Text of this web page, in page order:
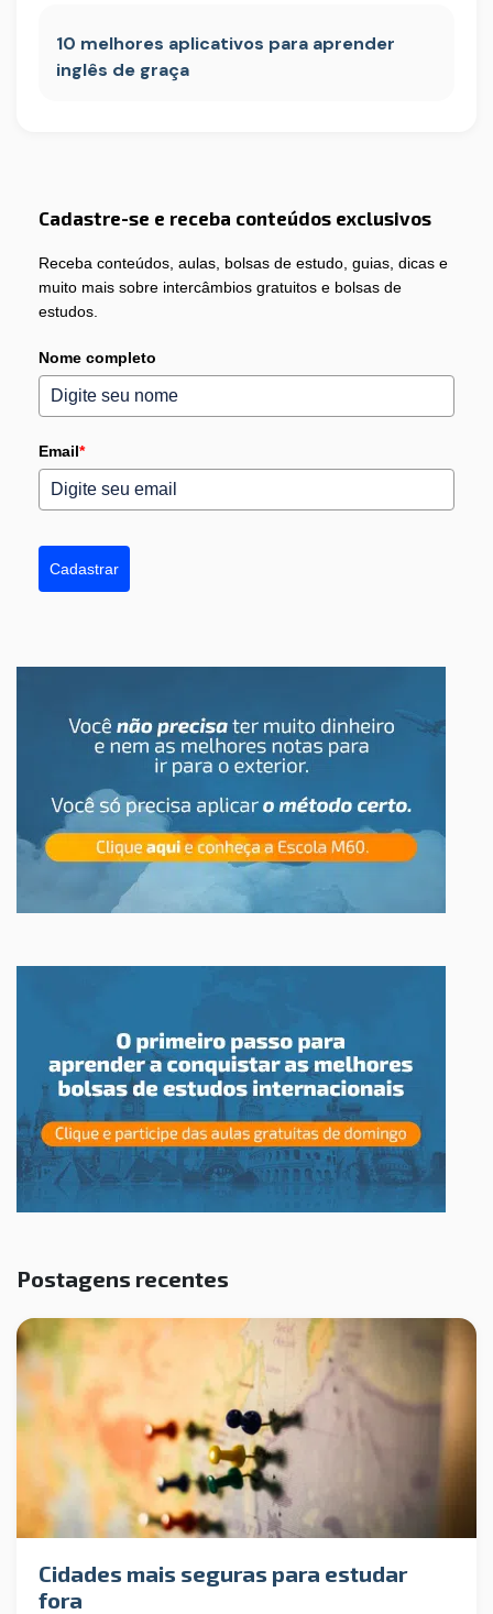
10 melhores aplicativos para aprender
inglês de graça
Cadastre-se e receba conteúdos exclusivos
Receba conteúdos, aulas, bolsas de estudo, guias, dicas e
muito mais sobre intercâmbios gratuitos e bolsas de
estudos.
Nome completo
Email*
Cadastrar
Postagens recentes
Cidades mais seguras para estudar
fora